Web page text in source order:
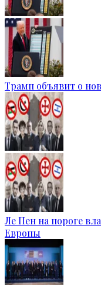
Трамп объявит о
Ле Пен на пороге
Европы